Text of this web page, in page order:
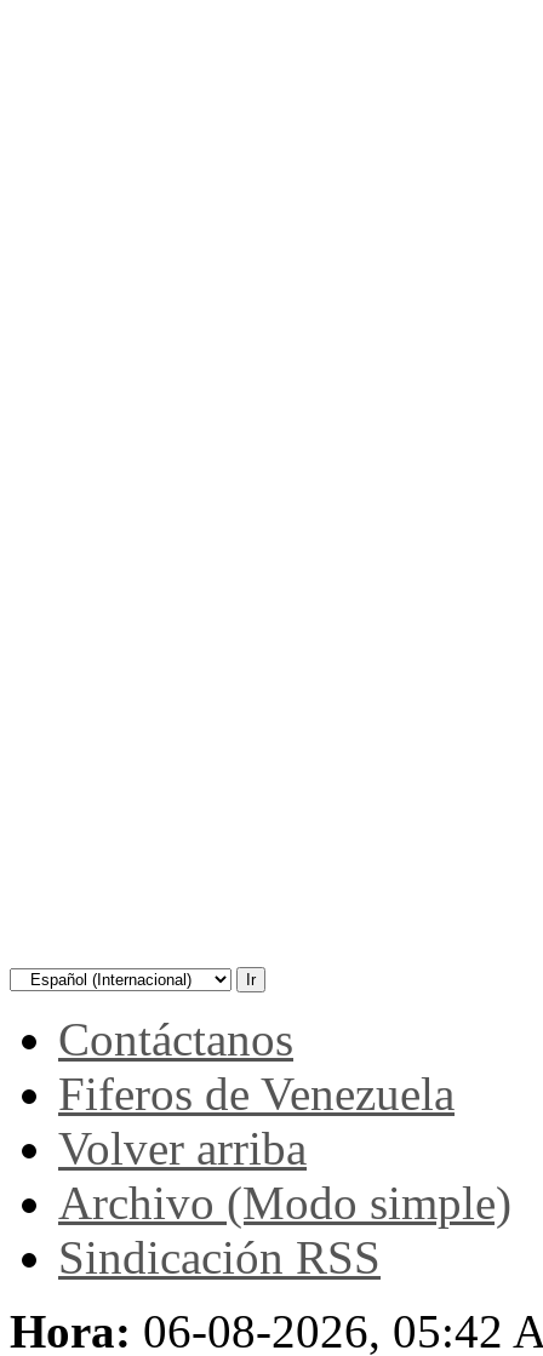
Contáctanos
Fiferos de Venezuela
Volver arriba
Archivo (Modo simple)
Sindicación RSS
Hora: 06-08-2026, 05:42